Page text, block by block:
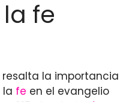
fe
la importancia
la fe en el evangelio